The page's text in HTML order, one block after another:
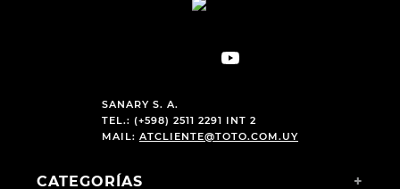
SANARY S. A.
TEL.: (+598) 2511 2291 INT 2
MAIL: ATCLIENTE@TOTO.COM.UY
CATEGORÍAS +